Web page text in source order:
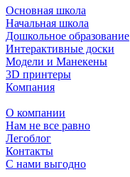
Основная школа
Начальная школа
Дошкольное образование
Интерактивные доски
Модели и Манекены
3D принтеры
Компания
О компании
Нам не все равно
Легоблог
Контакты
С нами выгодно